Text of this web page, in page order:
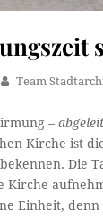
Team
–
Kirche ist
Die
Kirche
Einheit, denn